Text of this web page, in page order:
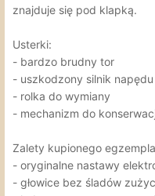
znajduje się pod klapką.
Usterki:
- bardzo brudny tor
- uszkodzony silnik
- rolka do wymiany
- mechanizm do
Zalety kupionego
- oryginalne nastawy
- głowice bez śladów